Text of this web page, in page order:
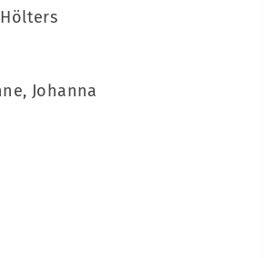
dinklage.de
Johanna